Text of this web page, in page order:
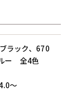
ラック、670
ー 全4色
～